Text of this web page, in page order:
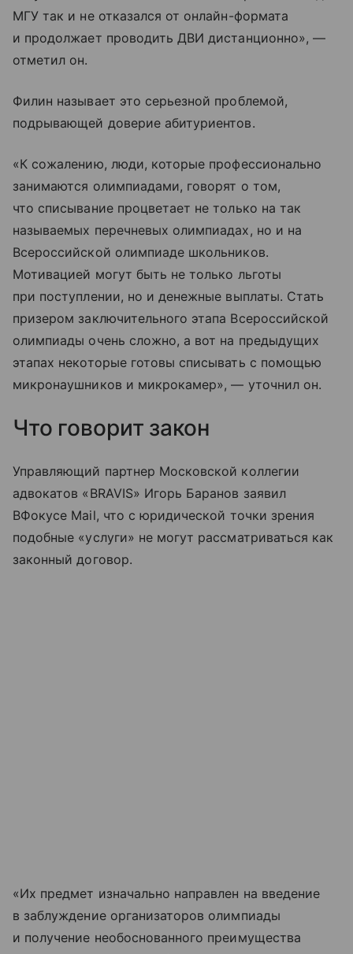
МГУ так и не отказался от онлайн-формата
и продолжает проводить ДВИ дистанционно», —
отметил он.
Филин называет это серьезной проблемой,
подрывающей доверие абитуриентов.
«К сожалению, люди, которые профессионально
занимаются олимпиадами, говорят о том,
что списывание процветает не только на так
называемых перечневых олимпиадах, но и на
Всероссийской олимпиаде школьников.
Мотивацией могут быть не только льготы
при поступлении, но и денежные выплаты. Стать
призером заключительного этапа Всероссийской
олимпиады очень сложно, а вот на предыдущих
этапах некоторые готовы списывать с помощью
микронаушников и микрокамер», — уточнил он.
Что говорит закон
Управляющий партнер Московской коллегии
адвокатов «BRAVIS» Игорь Баранов заявил
ВФокусе Mail, что с юридической точки зрения
подобные «услуги» не могут рассматриваться как
законный договор.
«Их предмет изначально направлен на введение
в заблуждение организаторов олимпиады
и получение необоснованного преимущества